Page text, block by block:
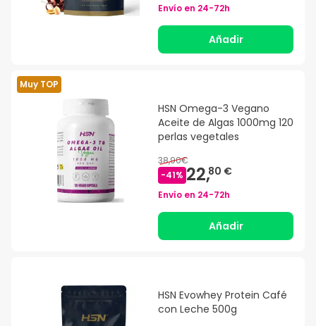
Envío en 24-72h
Añadir
Muy TOP
HSN Omega-3 Vegano
Aceite de Algas 1000mg 120
perlas vegetales
38,90€
-41% 22,80 €
Envío en 24-72h
Añadir
HSN Evowhey Protein Café
con Leche 500g